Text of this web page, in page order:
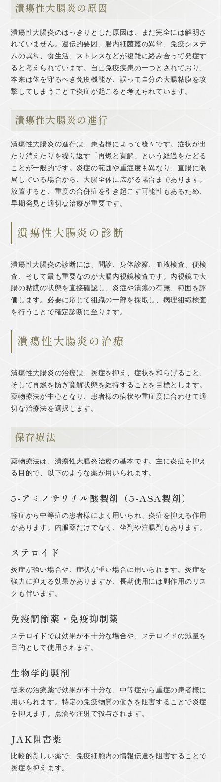
潰瘍性大腸炎の原因
潰瘍性大腸炎のはっきりとした原因は、まだ完全には解明さ
れていません。遺伝的要因、腸内細菌叢の異常、免疫システ
ムの異常、食生活、ストレスなどが複雑に絡み合って発症す
ると考えられています。自己免疫疾患の一つとされており、
本来は体を守るべき免疫機能が、誤って自分の大腸粘膜を攻
撃してしまうことで炎症が起こると考えられています。
潰瘍性大腸炎の進行
潰瘍性大腸炎の進行は、患者様によって様々です。症状が出
たり消えたりを繰り返す「再燃と寛解」という経過をたどる
ことが一般的です。炎症の範囲や重症度も異なり、直腸に限
局している場合から、大腸全体に広がる場合まであります。
放置すると、重度の合併症を引き起こす可能性もあるため、
早期発見と適切な治療が重要です。
潰瘍性大腸炎の診断
潰瘍性大腸炎の診断には、問診、身体診察、血液検査、便検
査、そして最も重要なのが大腸内視鏡検査です。内視鏡で大
腸の粘膜の状態を直接確認し、炎症や潰瘍の有無、範囲を評
価します。必要に応じて組織の一部を採取し、病理組織検査
を行うことで確定診断に至ります。
潰瘍性大腸炎の治療
潰瘍性大腸炎の治療は、炎症を抑え、症状を和らげること、
そして再燃を防ぎ寛解状態を維持することを目標とします。
薬物療法が中心となり、患者様の病状や重症度に合わせて適
切な治療法を選択します。
保存療法
薬物療法は、潰瘍性大腸炎治療の基本です。主に炎症を抑え
る目的で、以下のような薬が用いられます。
5-アミノサリチル酸製剤（5-ASA製剤）
軽症から中等症の患者様によく用いられ、炎症を抑える作用
があります。内服薬だけでなく、坐剤や注腸剤もあります。
ステロイド
炎症が強い場合や、症状が重い場合に用いられます。炎症を
強力に抑える効果がありますが、長期使用には副作用のリス
クも伴います。
免疫調節薬・免疫抑制薬
ステロイドでは効果が不十分な場合や、ステロイドの減量を
目的として使用されます。
生物学的製剤
従来の治療薬で効果が不十分な、中等症から重症の患者様に
用いられます。特定の免疫物質の働きを阻害することで炎症
を抑えます。点滴や注射で投与されます。
JAK阻害薬
比較的新しい薬で、免疫細胞内の情報伝達を阻害することで
炎症を抑えます。